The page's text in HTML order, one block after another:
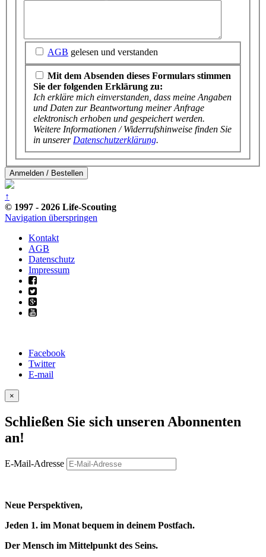
AGB gelesen und verstanden
Mit dem Absenden dieses Formulars stimmen
Sie der folgenden Erklärung zu:
Ich erkläre mich einverstanden, dass meine Angaben
und Daten zur Beantwortung meiner Anfrage
elektronisch erhoben und gespeichert werden.
Weitere Informationen / Widerrufshinweise finden Sie
in unserer Datenschutzerklärung.
Anmelden / Bestellen
↑
© 1997 - 2026 Life-Scouting
Navigation überspringen
Kontakt
AGB
Datenschutz
Impressum
Facebook
Twitter
E-mail
×
Schließen Sie sich unseren Abonnenten
an!
E-Mail-Adresse
Neue Perspektiven,
Jeden 1. im Monat bequem in deinem Postfach.
Der Mensch im Mittelpunkt des Seins.